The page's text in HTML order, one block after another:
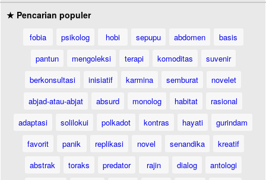
★ Pencarian populer
fobia psikolog hobi sepupu abdomen
basis
pantun
mengoleksi terapi komoditas
suvenir
berkonsultasi
inisiatif karmina semburat
novelet
abjad-atau-abjat
absurd monolog habitat
rasional
adaptasi
solilokui polkadot kontras hayati
gurindam
favorit
panik replikasi novel senandika
kreatif
abstrak
toraks predator rajin dialog
antologi